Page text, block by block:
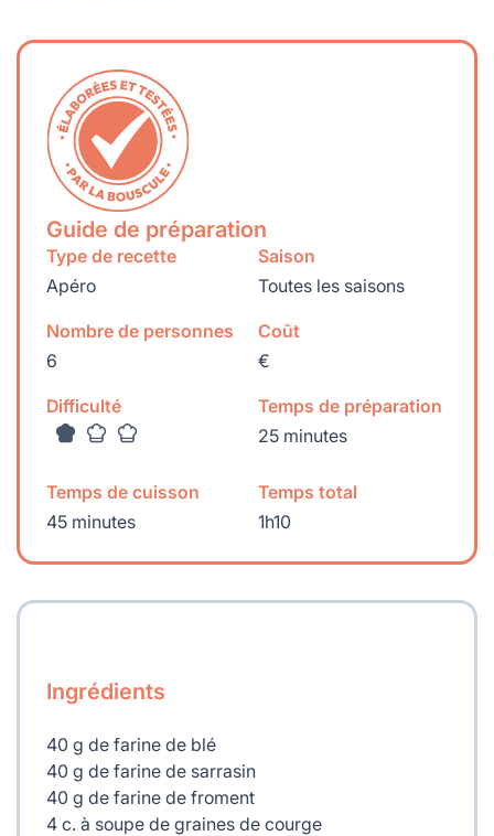
Guide de préparation
Type de recette
Apéro
Saison
Toutes les saisons
Nombre de personnes
6
Coût
€
Difficulté
Temps de préparation
25 minutes
Temps de cuisson
45 minutes
Temps total
1h10
Ingrédients
40 g de farine de blé
40 g de farine de sarrasin
40 g de farine de froment
4 c. à soupe de graines de courge